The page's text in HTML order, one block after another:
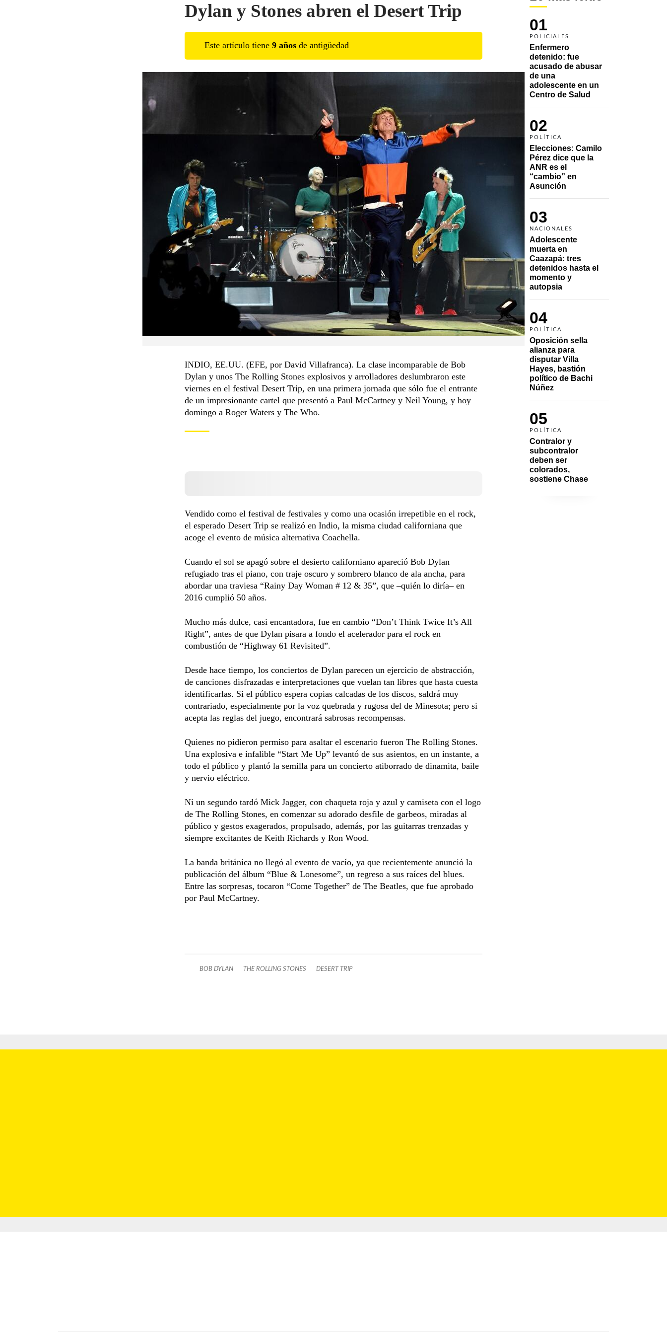
01
POLICIALES
Enfermero
detenido: fue
acusado de abusar
de una
adolescente en un
Centro de Salud
02
POLÍTICA
Elecciones: Camilo
Pérez dice que la
ANR es el
“cambio” en
Asunción
03
NACIONALES
Adolescente
muerta en
Caazapá: tres
detenidos hasta el
momento y
autopsia
04
POLÍTICA
Oposición sella
alianza para
disputar Villa
Hayes, bastión
político de Bachi
Núñez
05
POLÍTICA
Contralor y
subcontralor
deben ser
colorados,
sostiene Chase
Dylan y Stones abren el Desert Trip
Este artículo tiene 9 años de antigüedad
INDIO, EE.UU. (EFE, por David Villafranca). La clase incomparable de Bob
Dylan y unos The Rolling Stones explosivos y arrolladores deslumbraron este
viernes en el festival Desert Trip, en una primera jornada que sólo fue el entrante
de un impresionante cartel que presentó a Paul McCartney y Neil Young, y hoy
domingo a Roger Waters y The Who.
Vendido como el festival de festivales y como una ocasión irrepetible en el rock,
el esperado Desert Trip se realizó en Indio, la misma ciudad californiana que
acoge el evento de música alternativa Coachella.
Cuando el sol se apagó sobre el desierto californiano apareció Bob Dylan
refugiado tras el piano, con traje oscuro y sombrero blanco de ala ancha, para
abordar una traviesa “Rainy Day Woman # 12 & 35”, que –quién lo diría– en
2016 cumplió 50 años.
Mucho más dulce, casi encantadora, fue en cambio “Don’t Think Twice It’s All
Right”, antes de que Dylan pisara a fondo el acelerador para el rock en
combustión de “Highway 61 Revisited”.
Desde hace tiempo, los conciertos de Dylan parecen un ejercicio de abstracción,
de canciones disfrazadas e interpretaciones que vuelan tan libres que hasta cuesta
identificarlas. Si el público espera copias calcadas de los discos, saldrá muy
contrariado, especialmente por la voz quebrada y rugosa del de Minesota; pero si
acepta las reglas del juego, encontrará sabrosas recompensas.
Quienes no pidieron permiso para asaltar el escenario fueron The Rolling Stones.
Una explosiva e infalible “Start Me Up” levantó de sus asientos, en un instante, a
todo el público y plantó la semilla para un concierto atiborrado de dinamita, baile
y nervio eléctrico.
Ni un segundo tardó Mick Jagger, con chaqueta roja y azul y camiseta con el logo
de The Rolling Stones, en comenzar su adorado desfile de garbeos, miradas al
público y gestos exagerados, propulsado, además, por las guitarras trenzadas y
siempre excitantes de Keith Richards y Ron Wood.
La banda británica no llegó al evento de vacío, ya que recientemente anunció la
publicación del álbum “Blue & Lonesome”, un regreso a sus raíces del blues.
Entre las sorpresas, tocaron “Come Together” de The Beatles, que fue aprobado
por Paul McCartney.
BOB DYLAN THE ROLLING STONES DESERT TRIP